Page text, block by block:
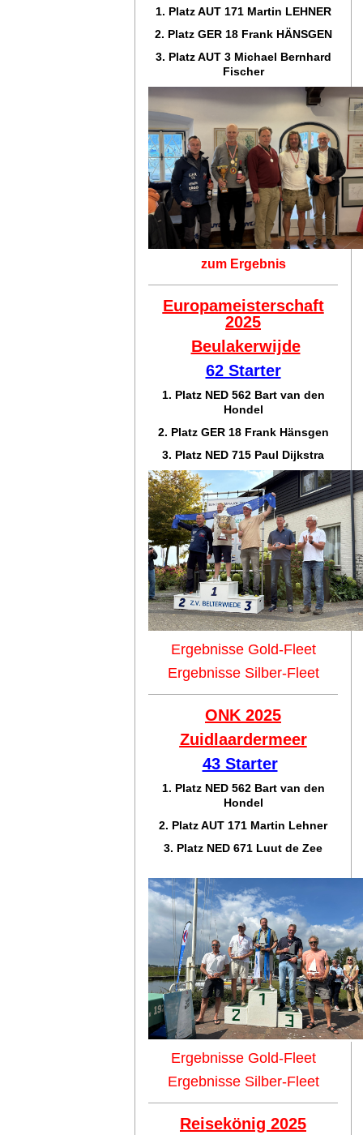
1. Platz AUT 171 Martin LEHNER
2. Platz GER 18 Frank HÄNSGEN
3. Platz AUT 3 Michael Bernhard
Fischer
zum Ergebnis
Europameisterschaft
2025
Beulakerwijde
62 Starter
1. Platz NED 562 Bart van den
Hondel
2. Platz GER 18 Frank Hänsgen
3. Platz NED 715 Paul Dijkstra
Ergebnisse Gold-Fleet
Ergebnisse Silber-Fleet
ONK 2025
Zuidlaardermeer
43 Starter
1. Platz NED 562 Bart van den
Hondel
2. Platz AUT 171 Martin Lehner
3. Platz NED 671 Luut de Zee
Ergebnisse Gold-Fleet
Ergebnisse Silber-Fleet
Reisekönig 2025